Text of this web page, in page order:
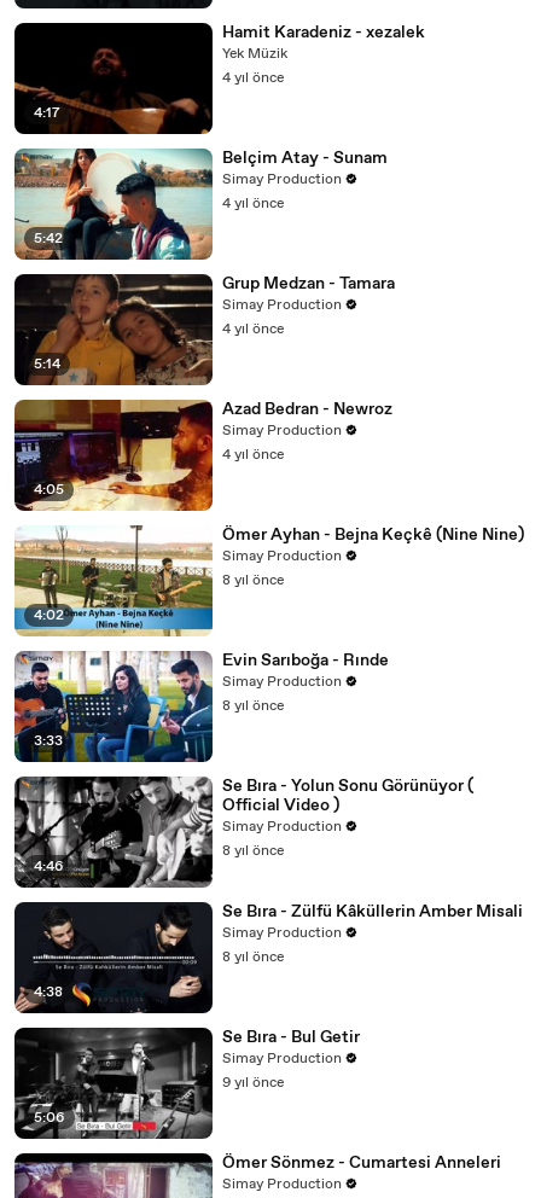
4:17
Hamit Karadeniz - xezalek
Yek Müzik
4 yıl önce
5:42
Belçim Atay - Sunam
Simay Production
4 yıl önce
5:14
Grup Medzan - Tamara
Simay Production
4 yıl önce
4:05
Azad Bedran - Newroz
Simay Production
4 yıl önce
4:02
Ömer Ayhan - Bejna Keçkê (Nine Nine)
Simay Production
8 yıl önce
3:33
Evin Sarıboğa - Rınde
Simay Production
8 yıl önce
4:46
Se Bıra - Yolun Sonu Görünüyor (
Official Video )
Simay Production
8 yıl önce
4:38
Se Bıra - Zülfü Kâküllerin Amber Misali
Simay Production
8 yıl önce
5:06
Se Bıra - Bul Getir
Simay Production
9 yıl önce
Ömer Sönmez - Cumartesi Anneleri
Simay Production